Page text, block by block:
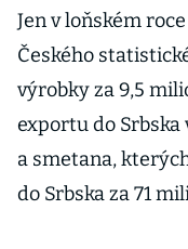
Jen v loňském
Českého
výrobky za 9,5
exportu do Srbska
a smetana,
do Srbska za 71